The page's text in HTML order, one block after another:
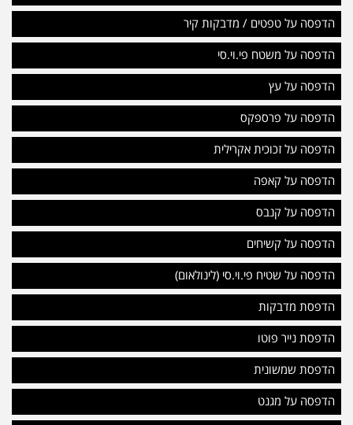
הדפסה על טפטים / מדבקות קיר
הדפסה על משטח פי.וי.סי
הדפסה על עץ
הדפסה על פרספקס
הדפסה על זכוכית אקרילית
הדפסה על קאפה
הדפסה על קנבס
הדפסה על קשיחים
הדפסה על שטיח פי.וי.סי (לינולאום)
הדפסת מדבקות
הדפסת נייר פוטו
הדפסת שמשונית
הדפסה על מגנט